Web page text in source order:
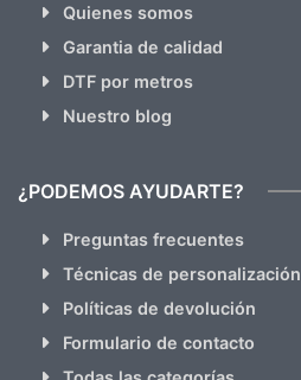
Quienes somos
Garantia de calidad
DTF por metros
Nuestro blog
¿PODEMOS AYUDARTE?
Preguntas frecuentes
Técnicas de personalización
Políticas de devolución
Formulario de contacto